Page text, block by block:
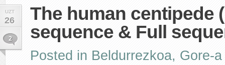
UZT
26
2
The human centipede
sequence & Full
Posted in Beldurrezkoa, Gore-a